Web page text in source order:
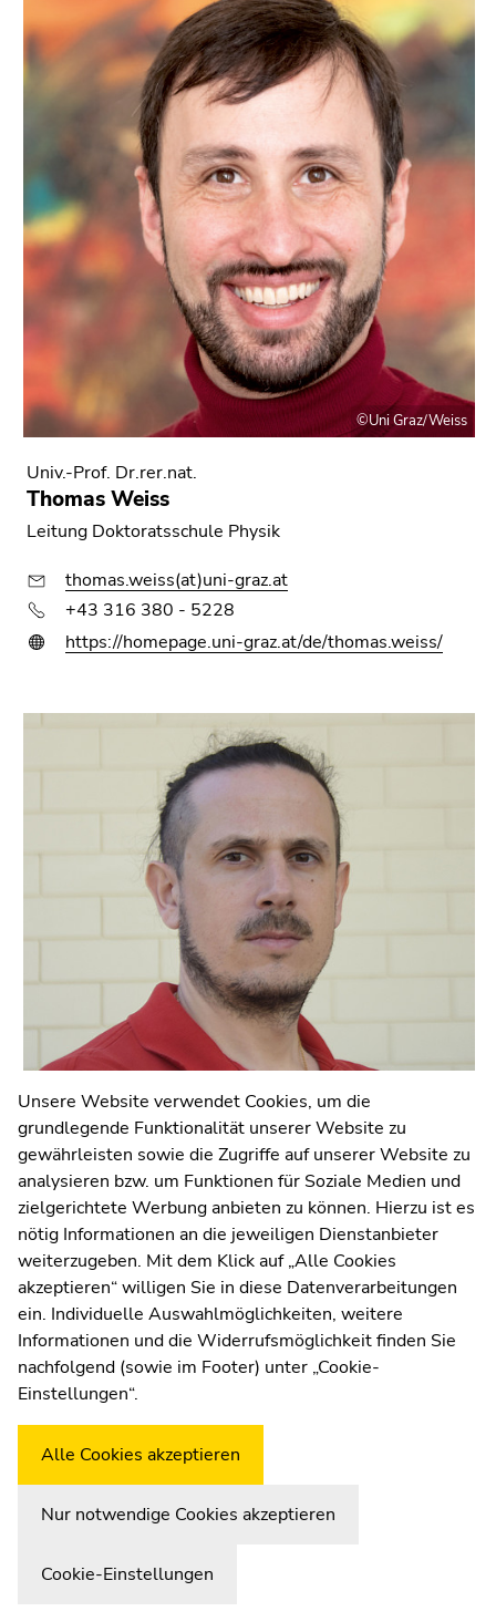
©Uni Graz/Weiss
Univ.-Prof. Dr.rer.nat.
Thomas Weiss
Leitung Doktoratsschule Physik
thomas.weiss(at)uni-graz.at
+43 316 380 - 5228
https://homepage.uni-graz.at/de/thomas.weiss/
©Uni Graz/Sterrer
Ass.-Prof. Dr.rer.nat.
Giovanni Zamborlini
giovanni.zamborlini(at)uni-graz.at
+43 316 380 - 5203
https://surface-science.uni-graz.at/de/
Physik
Christopher Albert
Universität Graz
Universitätsplatz 3
Anfahrt und Kontakt
Kommunikation und Öffentlichkeitsarbeit
Moodle
UNIGRAZonline
Impressum
Datenschutzerklärung
Cookie-Einstellungen
Barrierefreiheitserklärung
WetterstationUni Graz
Unsere Website verwendet Cookies, um die
grundlegende Funktionalität unserer Website zu
gewährleisten sowie die Zugriffe auf unserer Website zu
analysieren bzw. um Funktionen für Soziale Medien und
zielgerichtete Werbung anbieten zu können. Hierzu ist es
nötig Informationen an die jeweiligen Dienstanbieter
weiterzugeben. Mit dem Klick auf „Alle Cookies
akzeptieren“ willigen Sie in diese Datenverarbeitungen
ein. Individuelle Auswahlmöglichkeiten, weitere
Informationen und die Widerrufsmöglichkeit finden Sie
nachfolgend (sowie im Footer) unter „Cookie-
Einstellungen“.
Alle Cookies akzeptieren
Nur notwendige Cookies akzeptieren
Cookie-Einstellungen